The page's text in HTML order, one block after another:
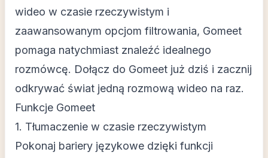
wideo w czasie rzeczywistym i
zaawansowanym opcjom filtrowania, Gomeet
pomaga natychmiast znaleźć idealnego
rozmówcę. Dołącz do Gomeet już dziś i zacznij
odkrywać świat jedną rozmową wideo na raz.
Funkcje Gomeet
1. Tłumaczenie w czasie rzeczywistym
Pokonaj bariery językowe dzięki funkcji